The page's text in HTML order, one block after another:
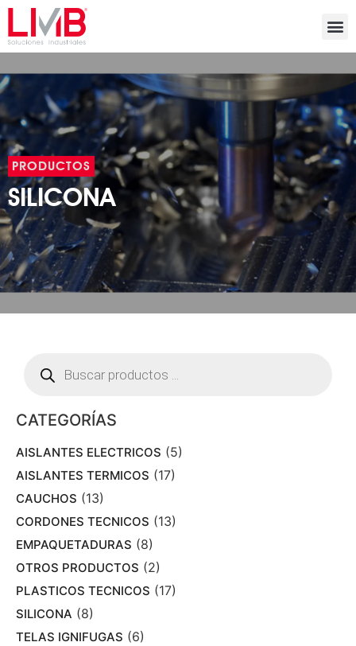
PRODUCTOS
SILICONA
CATEGORÍAS
AISLANTES ELECTRICOS (5)
AISLANTES TERMICOS (17)
CAUCHOS (13)
CORDONES TECNICOS (13)
EMPAQUETADURAS (8)
OTROS PRODUCTOS (2)
PLASTICOS TECNICOS (17)
SILICONA (8)
TELAS IGNIFUGAS (6)